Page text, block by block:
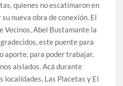
quienes no escatimaron en
nueva obra de conexión. El
Vecinos, Abel Bustamante la
este puente para
aporte, para poder trabajar,
aislados. Acá durante
localidades, Las Placetas y El